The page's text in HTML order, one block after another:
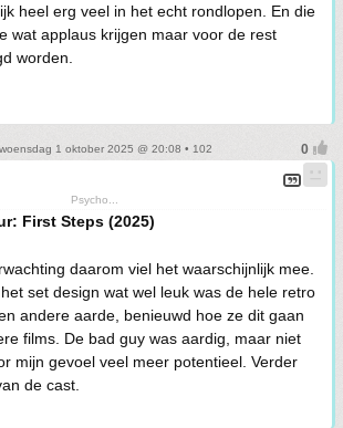
heel erg veel in het echt rondlopen. En die
wat applaus krijgen maar voor de rest
worden.
1 oktober 2025 @ 20:08 • 102
Psycho...
First Steps (2025)
daarom viel het waarschijnlijk mee.
set design wat wel leuk was de hele retro
andere aarde, benieuwd hoe ze dit gaan
films. De bad guy was aardig, maar niet
mijn gevoel veel meer potentieel. Verder
de cast.